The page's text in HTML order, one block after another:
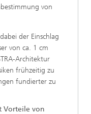
von
der Einschlag
von ca. 1 cm
Architektur
frühzeitig zu
fundierter zu
Vorteile von